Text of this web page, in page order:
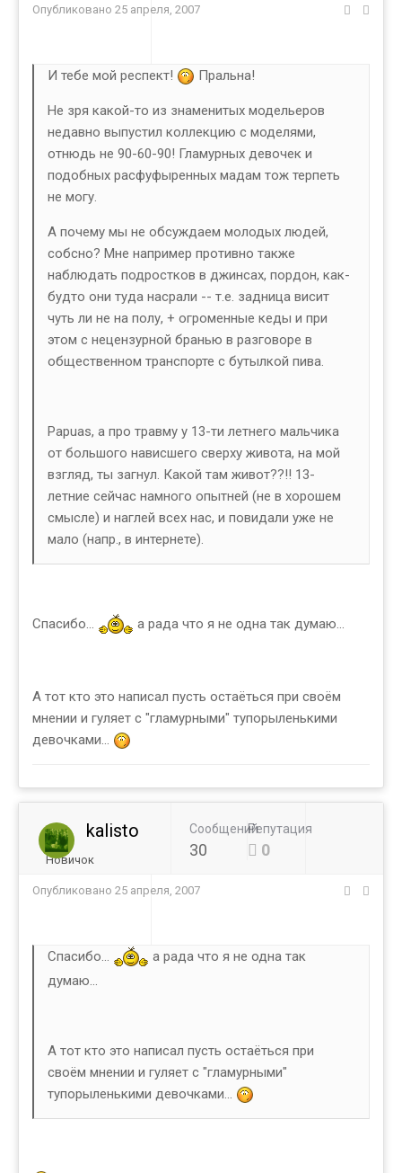
Опубликовано 25 апреля, 2007
И тебе мой респект! Пральна!
Не зря какой-то из знаменитых модельеров
недавно выпустил коллекцию с моделями,
отнюдь не 90-60-90! Гламурных девочек и
подобных расфуфыренных мадам тож терпеть
не могу.
А почему мы не обсуждаем молодых людей,
собсно? Мне например противно также
наблюдать подростков в джинсах, пордон, как-
будто они туда насрали -- т.е. задница висит
чуть ли не на полу, + огроменные кеды и при
этом с нецензурной бранью в разговоре в
общественном транспорте с бутылкой пива.
Papuas, а про травму у 13-ти летнего мальчика
от большого нависшего сверху живота, на мой
взгляд, ты загнул. Какой там живот??!! 13-
летние сейчас намного опытней (не в хорошем
смысле) и наглей всех нас, и повидали уже не
мало (напр., в интернете).
Спасибо... а рада что я не одна так думаю...
А тот кто это написал пусть остаёться при своём
мнении и гуляет с "гламурными" тупорыленькими
девочками...
kalisto
Новичок
Сообщений
30
Репутация
0
Опубликовано 25 апреля, 2007
Спасибо...
а рада что я не одна так
думаю...
А тот кто это написал пусть остаёться при
своём мнении и гуляет с "гламурными"
тупорыленькими девочками...